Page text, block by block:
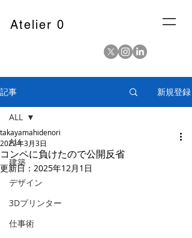
Atelier 0
記事 新規登録
ALL
建築
デザイン
3Dプリンター
仕事術
ALL
コンペに負けたので公開反省
takayamahidenori
2022年3月3日
更新日： 2025年12月1日